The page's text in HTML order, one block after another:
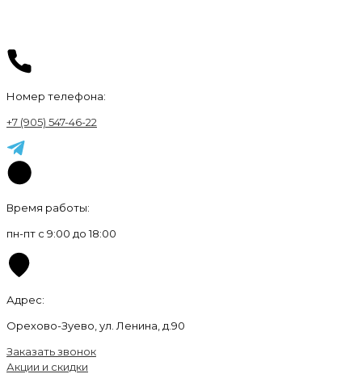
Номер телефона:
+7 (905) 547-46-22
Время работы:
пн-пт с 9:00 до 18:00
Адрес:
Орехово-Зуево, ул. Ленина, д.90
Заказать звонок
Акции и скидки